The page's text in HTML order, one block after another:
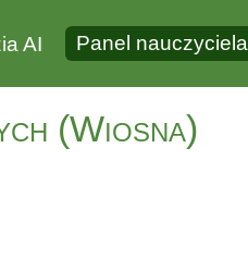
AI Panel nauczyciela
(Wiosna)